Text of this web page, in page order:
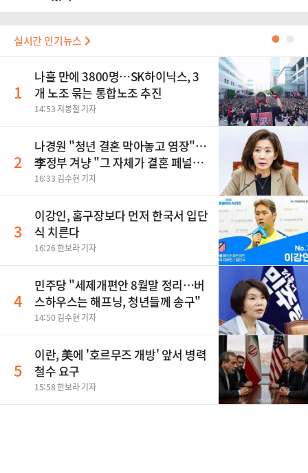
실시간 인기뉴스 ●
1
나흘 만에 3800명…SK하이닉스, 3
개 노조 묶는 통합노조 추진
14:53 지봉철 기자
2
나경원 "청년 결혼 막아놓고 염장"…
李정부 겨냥 "그 자체가 결혼 페널
티"
16:33 김수현 기자
3
이강인, 홈구장보다 먼저 한국서 입단
식 치른다
16:26 한보라 기자
4
민주당 "세제개편안 8월말 정리…버
스하우스는 해프닝, 청년들께 송구"
14:50 김수현 기자
5
이란, 美에 '호르무즈 개방' 앞서 병력
철수 요구
15:58 한보라 기자